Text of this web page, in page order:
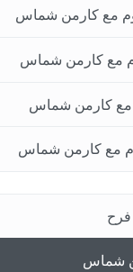
مع كارمن شماس
مع كارمن شماس
مع كارمن شماس
مع كارمن شماس
فرح
شماس